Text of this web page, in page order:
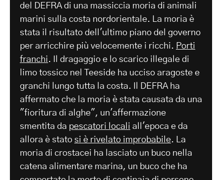
del DEFRA di una massiccia moria di animali
marini sulla costa nordorientale. La moria è
stata il risultato dell'ultimo piano del governo
per arricchire più velocemente i ricchi. Porti
franchi. Il dragaggio e lo scarico illegale di
limo tossico nel Teeside ha ucciso aragoste e
granchi lungo tutta la costa. Il DEFRA ha
affermato che la moria è stata causata da una
"fioritura di alghe", un'affermazione
smentita da pescatori locali all'epoca e da
allora è stato si è rivelato improbabile. La
moria di crostacei ha lasciato un buco nella
catena alimentare marina, un buco che ha